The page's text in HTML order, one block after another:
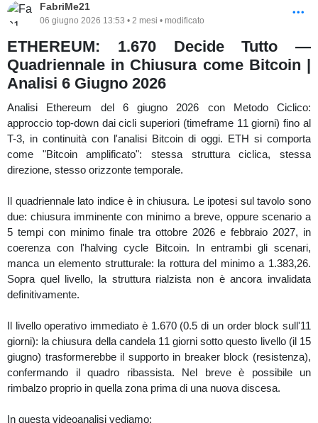
FabriMe21
06 giugno 2026 13:53 • 2 mesi • modificato
ETHEREUM: 1.670 Decide Tutto —
Quadriennale in Chiusura come Bitcoin |
Analisi 6 Giugno 2026
Analisi Ethereum del 6 giugno 2026 con Metodo Ciclico:
approccio top-down dai cicli superiori (timeframe 11 giorni) fino al
T-3, in continuità con l'analisi Bitcoin di oggi. ETH si comporta
come "Bitcoin amplificato": stessa struttura ciclica, stessa
direzione, stesso orizzonte temporale.
Il quadriennale lato indice è in chiusura. Le ipotesi sul tavolo sono
due: chiusura imminente con minimo a breve, oppure scenario a
5 tempi con minimo finale tra ottobre 2026 e febbraio 2027, in
coerenza con l'halving cycle Bitcoin. In entrambi gli scenari,
manca un elemento strutturale: la rottura del minimo a 1.383,26.
Sopra quel livello, la struttura rialzista non è ancora invalidata
definitivamente.
Il livello operativo immediato è 1.670 (0.5 di un order block sull'11
giorni): la chiusura della candela 11 giorni sotto questo livello (il 15
giugno) trasformerebbe il supporto in breaker block (resistenza),
confermando il quadro ribassista. Nel breve è possibile un
rimbalzo proprio in quella zona prima di una nuova discesa.
In questa videoanalisi vediamo: